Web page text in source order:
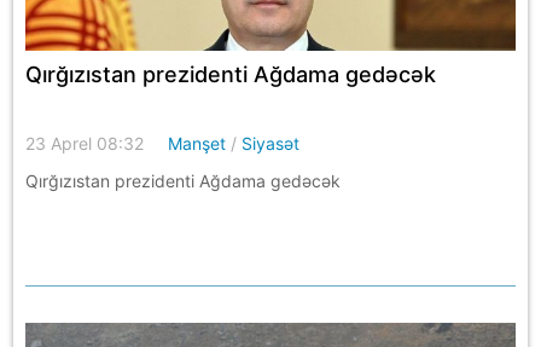
Qırğızıstan prezidenti Ağdama gedəcək
23 Aprel 08:32 Manşet / Siyasət
Qırğızıstan prezidenti Ağdama gedəcək